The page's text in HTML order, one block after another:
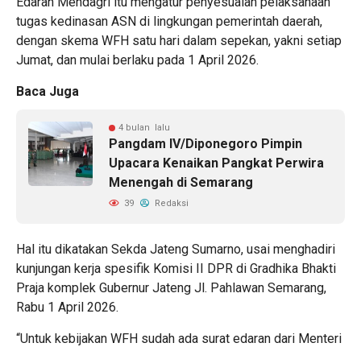
tugas kedinasan ASN di lingkungan pemerintah daerah,
dengan skema WFH satu hari dalam sepekan, yakni setiap
Jumat, dan mulai berlaku pada 1 April 2026.
Baca Juga
4 bulan lalu
Pangdam IV/Diponegoro Pimpin
Upacara Kenaikan Pangkat Perwira
Menengah di Semarang
39 Redaksi
Hal itu dikatakan Sekda Jateng Sumarno, usai menghadiri
kunjungan kerja spesifik Komisi II DPR di Gradhika Bhakti
Praja komplek Gubernur Jateng Jl. Pahlawan Semarang,
Rabu 1 April 2026.
“Untuk kebijakan WFH sudah ada surat edaran dari Menteri